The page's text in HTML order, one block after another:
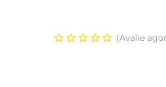
Avalie